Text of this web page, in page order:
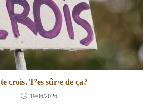
crois. T’es sûr·e de ça?
19/06/2026